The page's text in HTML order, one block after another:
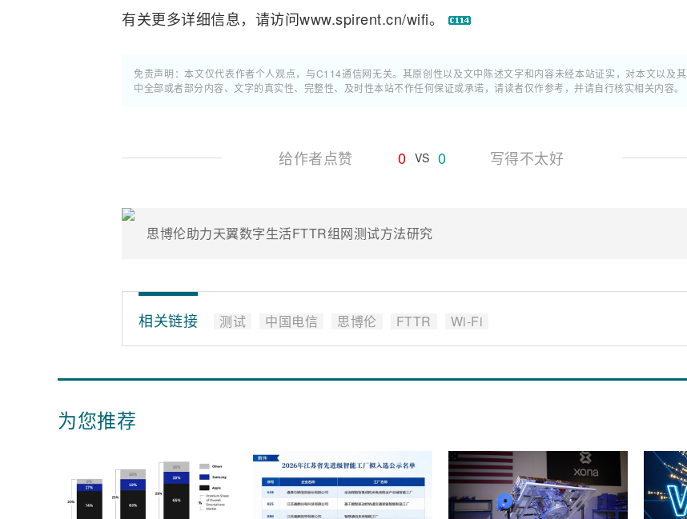
有关更多详细信息，请访问www.spirent.cn/wifi。
免责声明：本文仅代表作者个人观点，与C114通信网无关。其原创性以及文中陈述文字和内容未经本站证实，对本文以及其
中全部或者部分内容、文字的真实性、完整性、及时性本站不作任何保证或承诺，请读者仅作参考，并请自行核实相关内容。
给作者点赞 0 VS 0 写得不太好
思博伦助力天翼数字生活FTTR组网测试方法研究
相关链接 测试 中国电信 思博伦 FTTR Wi-Fi
为您推荐